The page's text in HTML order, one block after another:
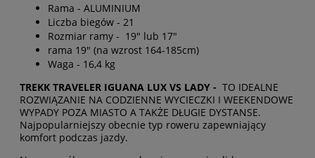
Rama - ALUMINIUM
Liczba biegów - 21
Rozmiar ramy - 19" lub 17"
rama 19" (na wzrost 164-185cm)
Waga - 16,4 kg
TREKK TRAVELER IGUANA LUX VS LADY - TO IDEALNE
ROZWIĄZANIE NA CODZIENNE WYCIECZKI I WEEKENDOWE
WYPADY POZA MIASTO A TAKŻE DŁUGIE DYSTANSE.
Najpopularniejszy obecnie typ roweru zapewniający
komfort podczas jazdy.